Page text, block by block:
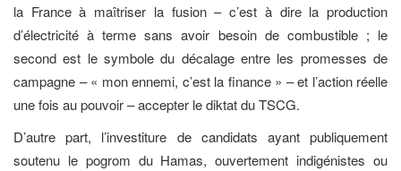
la France à maîtriser la fusion – c’est à dire la production
d’électricité à terme sans avoir besoin de combustible ; le
second est le symbole du décalage entre les promesses de
campagne – « mon ennemi, c’est la finance » – et l’action réelle
une fois au pouvoir – accepter le diktat du TSCG.
D’autre part, l’investiture de candidats ayant publiquement
soutenu le pogrom du Hamas, ouvertement indigénistes ou